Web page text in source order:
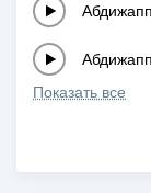
Показать все